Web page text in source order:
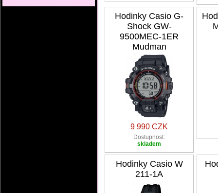
Hodinky Casio G-
Shock GW-
9500MEC-1ER
Mudman
9 990 CZK
Dostupnost:
skladem
Hodinky Casio W
211-1A